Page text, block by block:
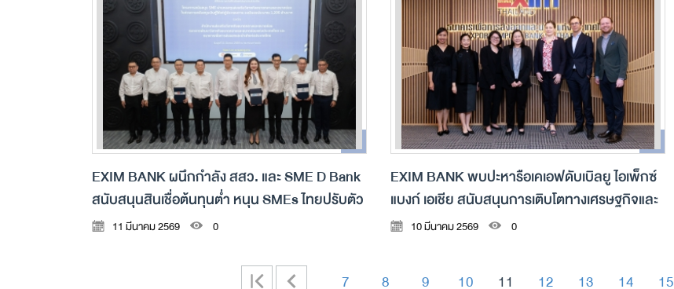
EXIM BANK ผนึกกำลัง สสว. และ SME D Bank
สนับสนุนสินเชื่อต้นทุนต่ำ หนุน SMEs ไทยปรับตัว
และเติบโตอย่างยั่งยืน
11 มีนาคม 2569 0
EXIM BANK พบปะหารือเคเอฟดับเบิลยู ไอเพ็กซ์
แบงก์ เอเชีย สนับสนุนการเติบโตทางเศรษฐกิจและ
การพัฒนาอย่างยั่งยืนในภูมิภาค
10 มีนาคม 2569 0
7 8 9 10 11 12 13 14 15